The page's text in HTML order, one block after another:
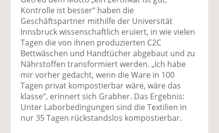
Kontrolle ist besser“ haben die
Geschäftspartner mithilfe der Universität
Innsbruck wissenschaftlich eruiert, in wie vielen
Tagen die von ihnen produzierten C2C
Bettwäschen und Handtücher abgebaut und zu
Nährstoffen transformiert werden. „Ich habe
mir vorher gedacht, wenn die Ware in 100
Tagen privat kompostierbar wäre, wäre das
klasse“, erinnert sich Grabher. Das Ergebnis:
Unter Laborbedingungen sind die Textilien in
nur 35 Tagen rückstandslos kompostierbar.